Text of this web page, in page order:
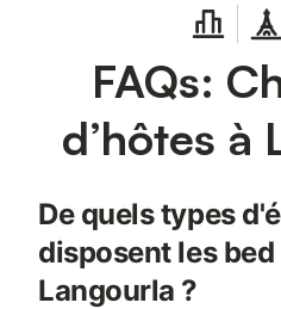
FAQs:
d’hôtes à
De quels types
disposent les
Langourla ?